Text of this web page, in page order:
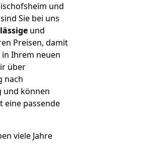
und
Sie bei uns
und
Preisen, damit
Ihrem neuen
über
nach
und können
eine passende
viele Jahre